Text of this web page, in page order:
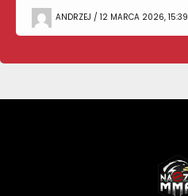
ANDRZEJ / 12 MARCA 2026, 15:39